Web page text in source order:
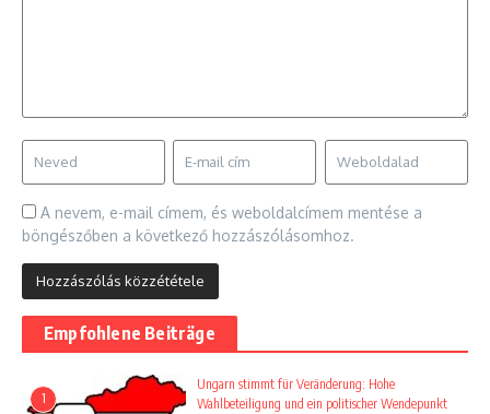
A nevem, e-mail címem, és weboldalcímem mentése a
böngészőben a következő hozzászólásomhoz.
Empfohlene Beiträge
1
Ungarn stimmt für Veränderung: Hohe
Wahlbeteiligung und ein politischer Wendepunkt